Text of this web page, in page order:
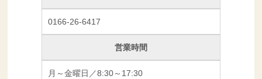
0166-26-6417
営業時間
月～金曜日／8:30～17:30